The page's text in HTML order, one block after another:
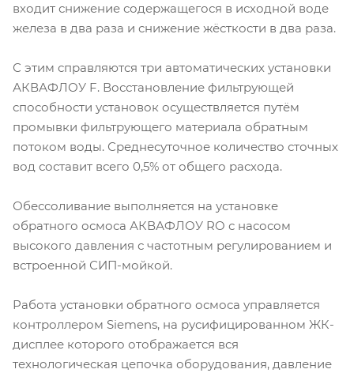
входит снижение содержащегося в исходной воде
железа в два раза и снижение жёсткости в два раза.
С этим справляются три автоматических установки
АКВАФЛОУ F. Восстановление фильтрующей
способности установок осуществляется путём
промывки фильтрующего материала обратным
потоком воды. Среднесуточное количество сточных
вод составит всего 0,5% от общего расхода.
Обессоливание выполняется на установке
обратного осмоса АКВАФЛОУ RO с насосом
высокого давления с частотным регулированием и
встроенной СИП-мойкой.
Работа установки обратного осмоса управляется
контроллером Siemens, на русифицированном ЖК-
дисплее которого отображается вся
технологическая цепочка оборудования, давление